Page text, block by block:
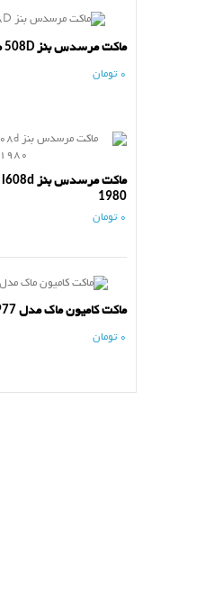
ماکت مرسدس بنز 508D مقیاس 1:43
0 تومان
1980
0 تومان
ماکت کامیون ماک مدل 1977 مقیاس 43
0 تومان